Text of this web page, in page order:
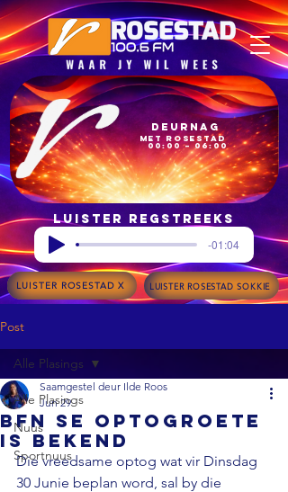
00:00 – 06:00
met Rosestad
Deurnag
Luister regstreeks
-01:04
LUISTER ROSESTAD X LUISTER ROSESTAD SOKKIE
Post
Alle Plasings
Nuus
Sportnuus
Alle Plasings
Bfn se optogroete
is bekend
Saamgestel deur Ilde Roos
Jun 29
Die vreedsame optog wat vir Dinsdag
30 Junie beplan word, sal by die